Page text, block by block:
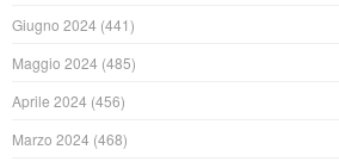
Giugno 2024 (441)
Maggio 2024 (485)
Aprile 2024 (456)
Marzo 2024 (468)